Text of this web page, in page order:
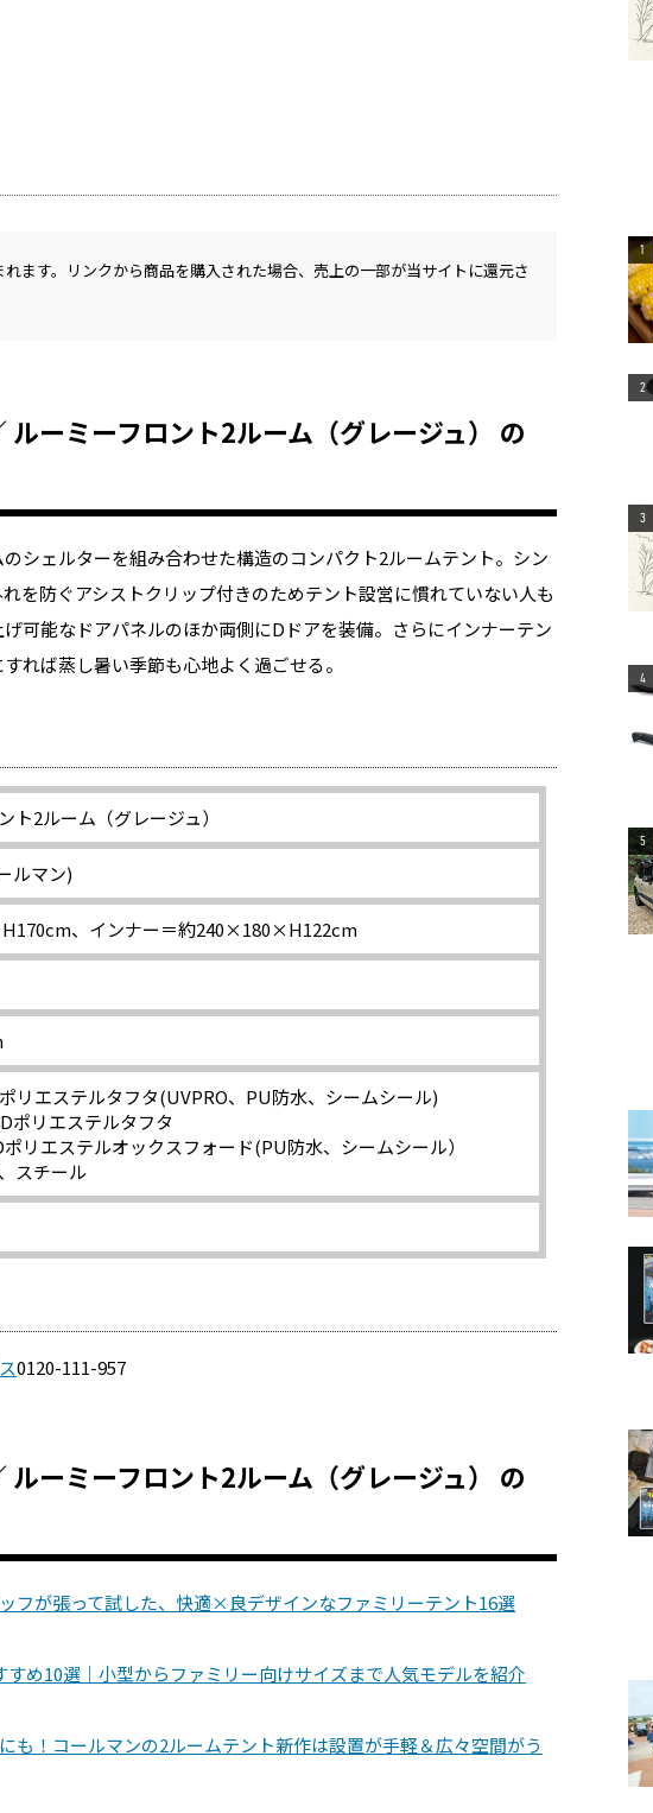
ます。リンクから商品を購入された場合、売上の一部が当サイトに還元さ
ーミーフロント2ルーム（グレージュ） の
シェルターを組み合わせた構造のコンパクト2ルームテント。シン
を防ぐアシストクリップ付きのためテント設営に慣れていない人も
可能なドアパネルのほか両側にDドアを装備。さらにインナーテン
れば蒸し暑い季節も心地よく過ごせる。
ト2ルーム（グレージュ）
ルマン)
、インナー＝約240×180×H122cm
リエステルタフタ(UVPRO、PU防水、シームシール)
ポリエステルタフタ
リエステルオックスフォード(PU防水、シームシール）
スチール
0120-111-957
ーミーフロント2ルーム（グレージュ） の
フが張って試した、快適×良デザインなファミリーテント16選
め10選｜小型からファミリー向けサイズまで人気モデルを紹介
も！コールマンの2ルームテント新作は設置が手軽＆広々空間がう
1
2
3
4
5